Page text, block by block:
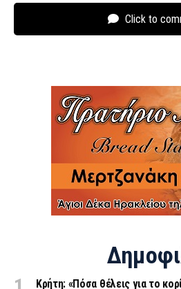
Click to
Κρήτη: «Πόσα θέλεις για το